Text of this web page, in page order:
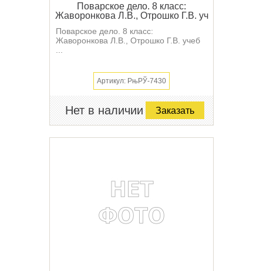
Поварское дело. 8 класс:
Жаворонкова Л.В., Отрошко Г.В. уч
Поварское дело. 8 класс:
Жаворонкова Л.В., Отрошко Г.В. учеб
Артикул: РњРЎ-7430
Нет в наличии Заказать